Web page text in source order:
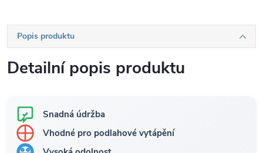
Popis produktu
Detailní popis produktu
Snadná údržba
Vhodné pro podlahové vytápění